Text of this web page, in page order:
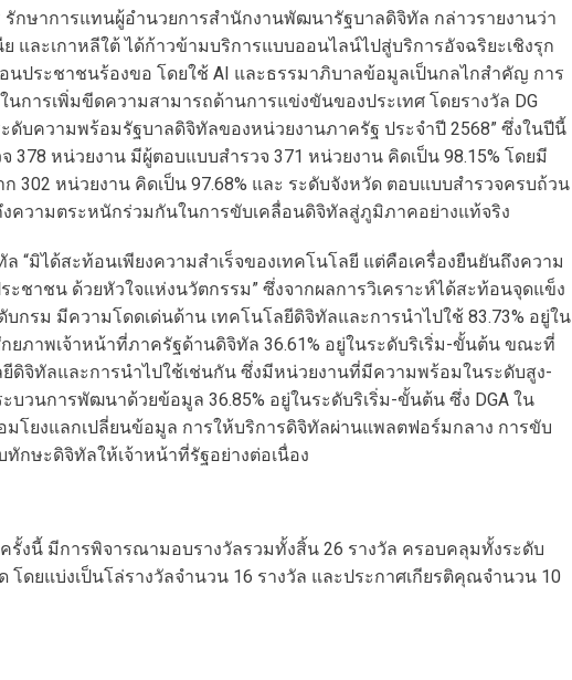
รักษาการแทนผู้อำนวยการสำนักงานพัฒนารัฐบาลดิจิทัล กล่าวรายงานว่า
และเกาหลีใต้ ได้ก้าวข้ามบริการแบบออนไลน์ไปสู่บริการอัจฉริยะเชิงรุก
อนประชาชนร้องขอ โดยใช้ AI และธรรมาภิบาลข้อมูลเป็นกลไกสำคัญ การ
การเพิ่มขีดความสามารถด้านการแข่งขันของประเทศ โดยรางวัล DG
ดับความพร้อมรัฐบาลดิจิทัลของหน่วยงานภาครัฐ ประจำปี 2568” ซึ่งในปีนี้
378 หน่วยงาน มีผู้ตอบแบบสำรวจ 371 หน่วยงาน คิดเป็น 98.15% โดยมี
302 หน่วยงาน คิดเป็น 97.68% และ ระดับจังหวัด ตอบแบบสำรวจครบถ้วน
งความตระหนักร่วมกันในการขับเคลื่อนดิจิทัลสู่ภูมิภาคอย่างแท้จริง
“มิได้สะท้อนเพียงความสำเร็จของเทคโนโลยี แต่คือเครื่องยืนยันถึงความ
ชาชน ด้วยหัวใจแห่งนวัตกรรม” ซึ่งจากผลการวิเคราะห์ได้สะท้อนจุดแข็ง
บกรม มีความโดดเด่นด้าน เทคโนโลยีดิจิทัลและการนำไปใช้ 83.73% อยู่ใน
ยภาพเจ้าหน้าที่ภาครัฐด้านดิจิทัล 36.61% อยู่ในระดับริเริ่ม-ขั้นต้น ขณะที่
ดิจิทัลและการนำไปใช้เช่นกัน ซึ่งมีหน่วยงานที่มีความพร้อมในระดับสูง-
บวนการพัฒนาด้วยข้อมูล 36.85% อยู่ในระดับริเริ่ม-ขั้นต้น ซึ่ง DGA ใน
มโยงแลกเปลี่ยนข้อมูล การให้บริการดิจิทัลผ่านแพลตฟอร์มกลาง การขับ
กษะดิจิทัลให้เจ้าหน้าที่รัฐอย่างต่อเนื่อง
ครั้งนี้ มีการพิจารณามอบรางวัลรวมทั้งสิ้น 26 รางวัล ครอบคลุมทั้งระดับ
โดยแบ่งเป็นโล่รางวัลจำนวน 16 รางวัล และประกาศเกียรติคุณจำนวน 10